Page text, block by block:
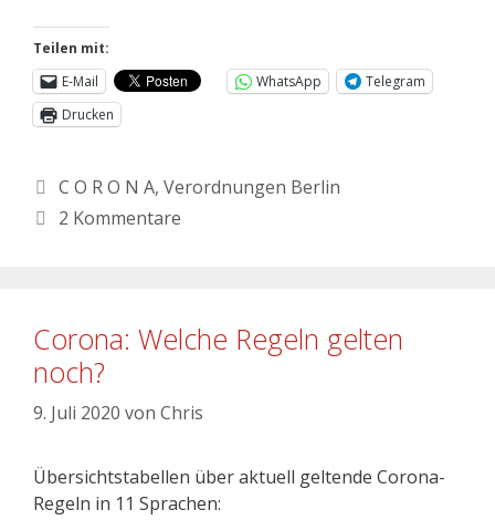
Teilen mit:
E-Mail
WhatsApp
Telegram
Drucken
C O R O N A, Verordnungen Berlin
2 Kommentare
Corona: Welche Regeln gelten
noch?
9. Juli 2020 von Chris
Übersichtstabellen über aktuell geltende Corona-
Regeln in 11 Sprachen: